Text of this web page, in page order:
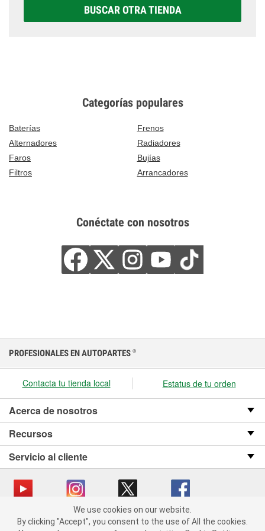
BUSCAR OTRA TIENDA
Categorías populares
Baterías
Frenos
Alternadores
Radiadores
Faros
Bujías
Filtros
Arrancadores
Conéctate con nosotros
We use cookies on our website. By clicking "Accept", you consent
to the use of All the cookies.
PROFESIONALES EN AUTOPARTES ®
Contacta tu tienda local Estatus de tu orden
Acerca de nosotros
Recursos
Servicio al cliente
Copyright © 2008-2026 O’Reilly Auto Parts v OST_3.2.0.0.729 (3) cv1361
We use cookies on our website.
By clicking "Accept", you consent to the use of All the cookies.